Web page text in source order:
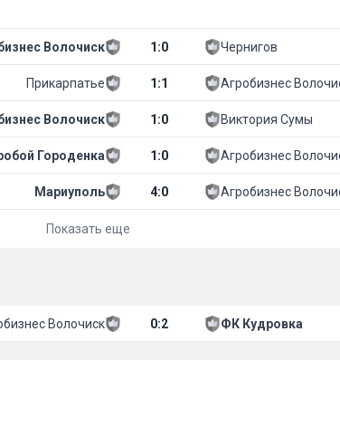
Волочиск 1:0 Чернигов
Прикарпатье 1:1 Агробизнес
Волочиск 1:0 Виктория Сумы
Городенка 1:0 Агробизнес
Мариуполь 4:0 Агробизнес
Показать еще
Волочиск 0:2 ФК Кудровка